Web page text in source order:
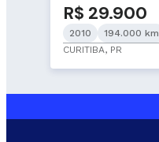
R$ 29.900
2010
194.000 km
CURITIBA, PR